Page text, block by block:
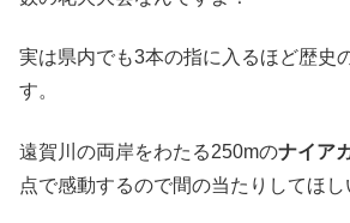
実は県内でも3本の指に入るほど歴史
す。
遠賀川の両岸をわたる250mのナイア
点で感動するので間の当たりしてほし